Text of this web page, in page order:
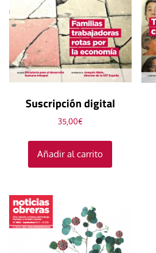
Suscripción digital
35,00€
Añadir al carrito